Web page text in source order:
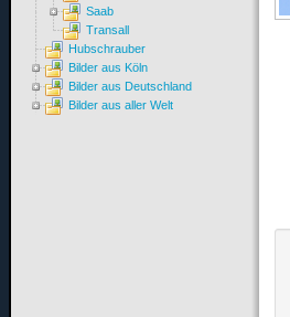
Saab
Transall
Hubschrauber
Bilder aus Köln
Bilder aus Deutschland
Bilder aus aller Welt